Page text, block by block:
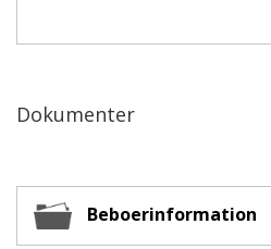
Dokumenter
Beboerinformation